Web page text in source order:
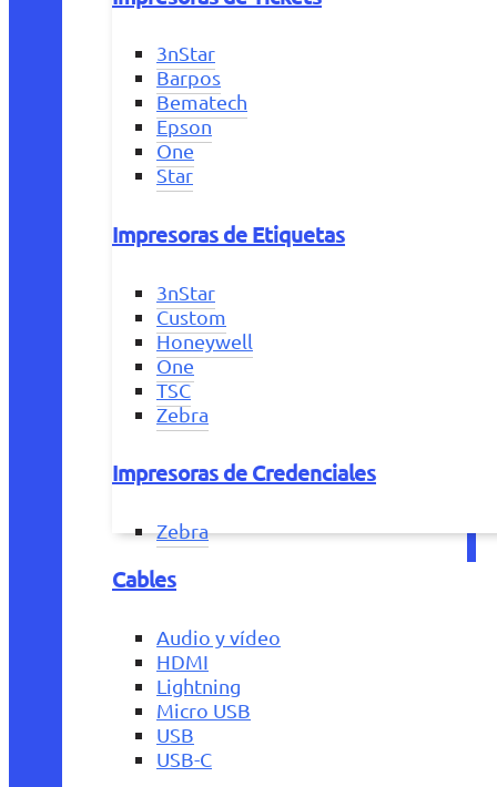
3nStar
Barpos
Bematech
Epson
One
Star
Impresoras de Etiquetas
3nStar
Custom
Honeywell
One
TSC
Zebra
Impresoras de Credenciales
Zebra
Cables
Audio y vídeo
HDMI
Lightning
Micro USB
USB
USB-C